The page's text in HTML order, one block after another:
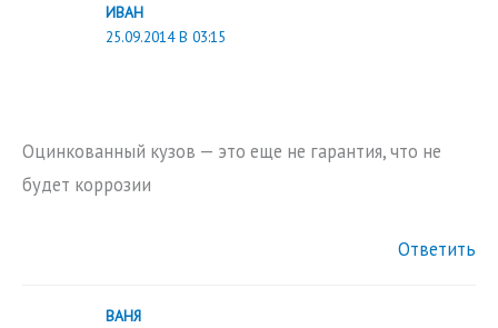
ИВАН
25.09.2014 В 03:15
Оцинкованный кузов — это еще не гарантия, что не
будет коррозии
Ответить
ВАНЯ